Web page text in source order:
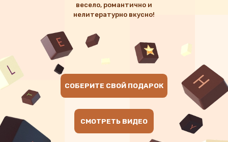
весело, романтично и
нелитературно вкусно!
CОБЕРИТЕ СВОЙ ПОДАРОК
СМОТРЕТЬ ВИДЕО